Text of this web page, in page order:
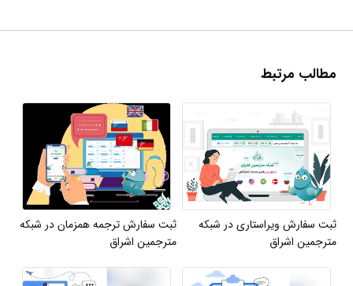
مطالب مرتبط
ثبت سفارش ویراستاری در شبکه
مترجمین اشراق
ثبت سفارش ترجمه همزمان در شبکه
مترجمین اشراق